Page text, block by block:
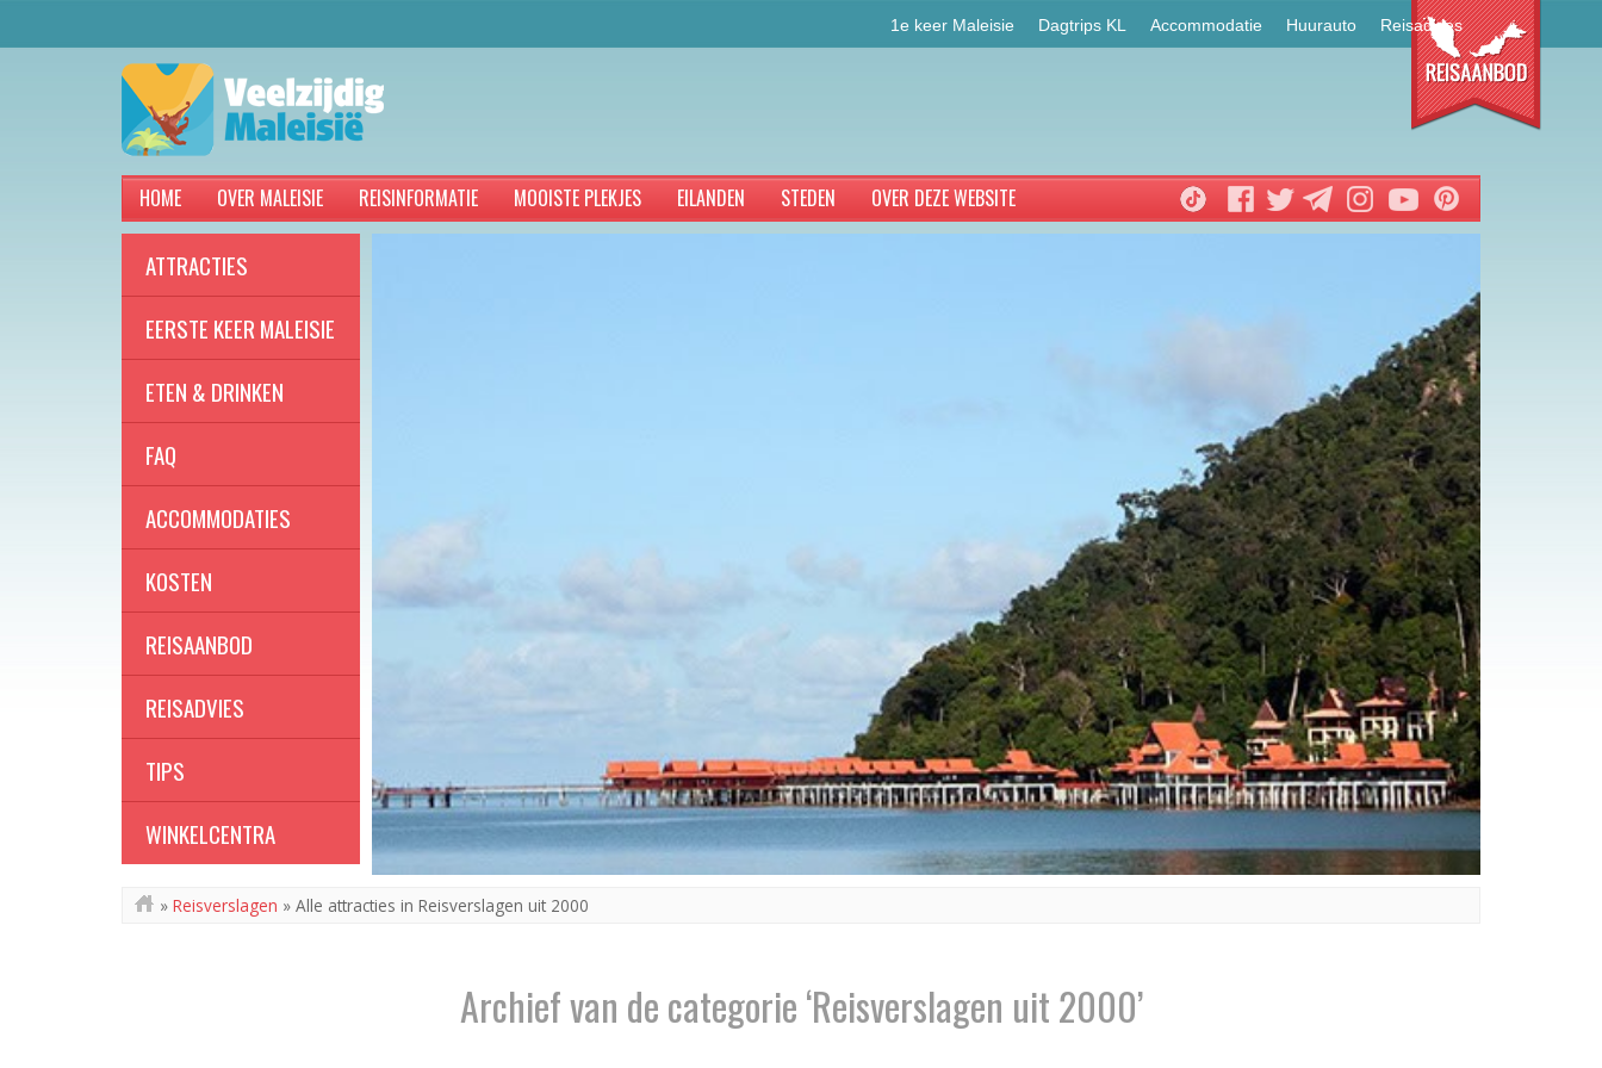
1e keer Maleisie Dagtrips KL Accommodatie Huurauto Reisadvies
HOME OVER MALEISIE REISINFORMATIE MOOISTE PLEKJES EILANDEN STEDEN OVER DEZE WEBSITE
ATTRACTIES
EERSTE KEER MALEISIE
ETEN & DRINKEN
FAQ
ACCOMMODATIES
KOSTEN
REISAANBOD
REISADVIES
TIPS
WINKELCENTRA
» Reisverslagen » Alle attracties in Reisverslagen uit 2000
Archief van de categorie ‘Reisverslagen uit 2000’